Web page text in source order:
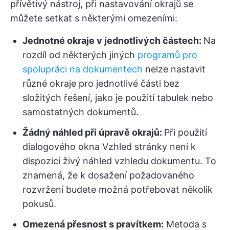
přívětivý nástroj, při nastavování okrajů se
můžete setkat s některými omezeními:
Jednotné okraje v jednotlivých částech: Na
rozdíl od některých jiných programů pro
spolupráci na dokumentech nelze nastavit
různé okraje pro jednotlivé části bez
složitých řešení, jako je použití tabulek nebo
samostatných dokumentů.
Žádný náhled při úpravě okrajů: Při použití
dialogového okna Vzhled stránky není k
dispozici živý náhled vzhledu dokumentu. To
znamená, že k dosažení požadovaného
rozvržení budete možná potřebovat několik
pokusů.
Omezená přesnost s pravítkem: Metoda s